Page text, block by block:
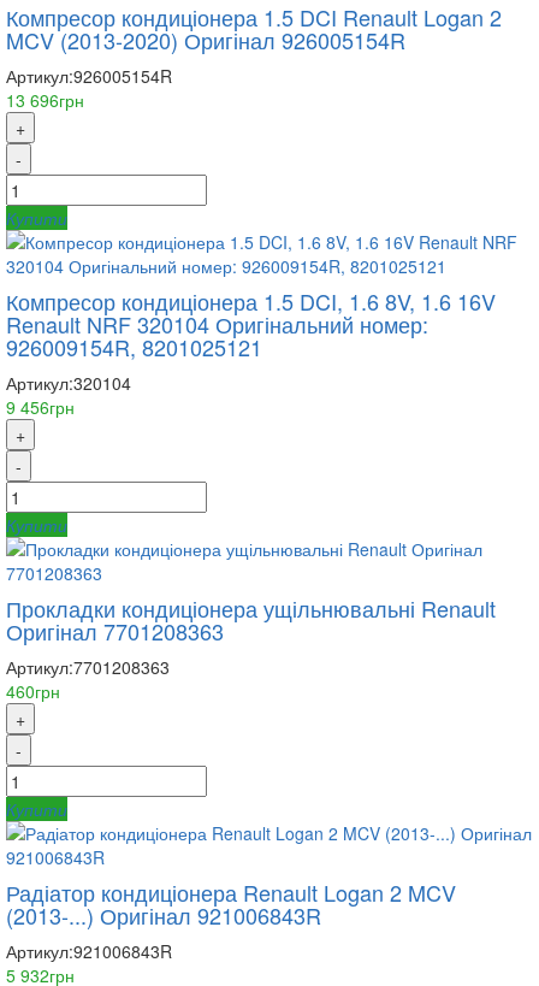
Компресор кондиціонера 1.5 DCI Renault Logan 2
MCV (2013-2020) Оригінал 926005154R
Артикул:926005154R
13 696грн
+
-
Купити
Компресор кондиціонера 1.5 DCI, 1.6 8V, 1.6 16V
Renault NRF 320104 Оригінальний номер:
926009154R, 8201025121
Артикул:320104
9 456грн
+
-
Купити
Прокладки кондиціонера ущільнювальні Renault
Оригінал 7701208363
Артикул:7701208363
460грн
+
-
Купити
Радіатор кондиціонера Renault Logan 2 MCV
(2013-...) Оригінал 921006843R
Артикул:921006843R
5 932грн